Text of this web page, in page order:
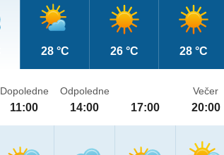
28 °C 26 °C 28 °C
Dopoledne
11:00
Odpoledne
14:00 17:00
Večer
20:00